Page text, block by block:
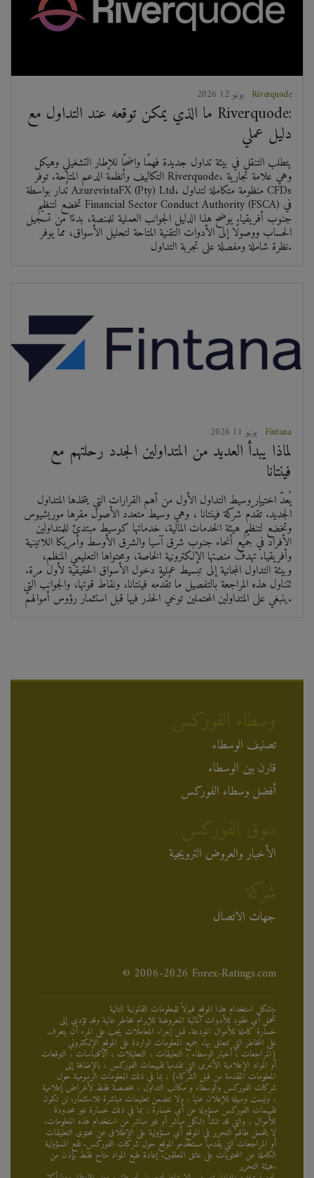
2026 يونيو 12 Riverquode
ما الذي يمكن توقعه عند التداول مع Riverquode:
دليل عملي
يتطلب التنقل في بيئة تداول جديدة فهمًا واضحًا للإطار التشغيلي وهيكل
التكاليف وأنظمة الدعم المتاحة. توفر Riverquode، وهي علامة تجارية
تُدار بواسطة AzurevistaFX (Pty) Ltd، منظومة متكاملة لتداول CFDs
تخضع لتنظيم Financial Sector Conduct Authority (FSCA) في
جنوب أفريقيا. يوضح هذا الدليل الجوانب العملية للمنصة، بدءًا من تسجيل
الحساب ووصولًا إلى الأدوات التقنية المتاحة لتحليل الأسواق، مما يوفر
نظرة شاملة ومفصلة على تجربة التداول.
2026 يونيو 11 Fintana
لماذا يبدأ العديد من المتداولين الجدد رحلتهم مع
فينتانا
يُعدّ اختيار وسيط التداول الأول من أهم القرارات التي يتخذها المتداول
الجديد. تُقدّم شركة فينتانا ، وهي وسيط متعدد الأصول مقرها موريشيوس
وتخضع لتنظيم هيئة الخدمات المالية، خدماتها كوسيط مبتدئ للمتداولين
الأفراد في جميع أنحاء جنوب شرق آسيا والشرق الأوسط وأمريكا اللاتينية
وأفريقيا. تهدف منصتها الإلكترونية الخاصة، ومحتواها التعليمي المنظم،
وبيئة التداول المجانية إلى تبسيط عملية دخول الأسواق الحقيقية لأول مرة.
تتناول هذه المراجعة بالتفصيل ما تُقدّمه فينتانا، ونقاط قوتها، والجوانب التي
ينبغي على المتداولين المحتملين توخي الحذر فيها قبل استثمار رؤوس أموالهم.
تصنيف الوسطاء
قارن بين الوسطاء
أفضل وسطاء الفوركس
الأخبار والعروض الترويجية
جهات الاتصال
© 2006-2026 Forex-Ratings.com
يشكل استخدام هذا الموقع قبولاً للمعلومات القانونية التالية.
تحمل أي عقود للأدوات المالية المعروضة للإبرام مخاطر عالية وقد تؤدي إلى
خسارة كاملة للأموال المودعة. قبل إجراء المعاملات يجب على المرء أن يتعرف
على المخاطر التي تتعلق بها. جميع المعلومات الواردة على الموقع الإلكتروني
(المراجعات ، أخبار الوسطاء ، التعليقات ، التحليلات ، الاقتباسات ، التوقعات
أو المواد الإعلامية الأخرى التي تقدمها تقييمات الفوركس ، بالإضافة إلى
المعلومات المقدمة من قبل الشركاء) ، بما في ذلك المعلومات الرسومية حول
شركات الفوركس والوسطاء و مكاتب التداول ، مخصصة فقط لأغراض إعلامية
، وليست وسيلة للإعلان عنها ، ولا تتضمن تعليمات مباشرة للاستثمار. لن تكون
تقييمات الفوركس مسؤولة عن أي خسارة ، بما في ذلك خسارة غير محدودة
للأموال ، والتي قد تنشأ بشكل مباشر أو غير مباشر من استخدام هذه المعلومات.
لا يتحمل طاقم التحرير في الموقع أي مسؤولية على الإطلاق عن محتوى التعليقات
أو المراجعات التي يقدمها مستخدمو الموقع حول شركات الفوركس. تقع المسؤولية
الكاملة عن المحتويات على عاتق المعلقين. إعادة طبع المواد متاح فقط بإذن من
هيئة التحرير.